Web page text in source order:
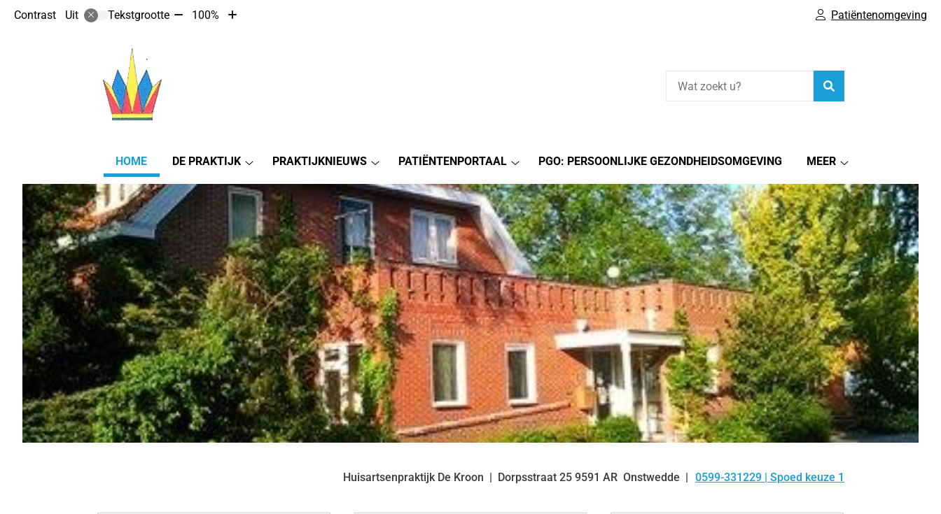
Contrast Uit Tekstgrootte Tekst100%
Tekst
Patiëntenomgeving
Hoofdmenu
HOME
DE PRAKTIJK
Praktijk
submenu
PRAKTIJKNIEUWS
submenu
PATIËNTENPORTAAL
submenu
PGO: PERSOONLIJKE GEZONDHEIDSOMGEVING
MEER
submenu
Huisartsenpraktijk De Kroon Dorpsstraat 25 9591 AR Onstwedde Tel:
0599-331229 | Spoed keuze 1